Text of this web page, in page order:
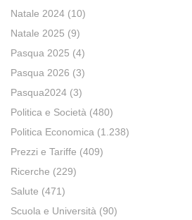
Natale 2024 (10)
Natale 2025 (9)
Pasqua 2025 (4)
Pasqua 2026 (3)
Pasqua2024 (3)
Politica e Società (480)
Politica Economica (1.238)
Prezzi e Tariffe (409)
Ricerche (229)
Salute (471)
Scuola e Università (90)